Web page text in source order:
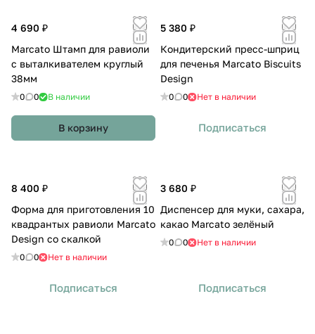
4 690 ₽
Marcato Штамп для равиоли
с выталкивателем круглый
38мм
0 0 В наличии
В корзину
5 380 ₽
Кондитерский пресс-шприц
для печенья Marcato Biscuits
Design
0 0 Нет в наличии
Подписаться
8 400 ₽
Форма для приготовления 10
квадрантых равиоли Marcato
Design со скалкой
0 0 Нет в наличии
Подписаться
3 680 ₽
Диспенсер для муки, сахара,
какао Marcato зелёный
0 0 Нет в наличии
Подписаться